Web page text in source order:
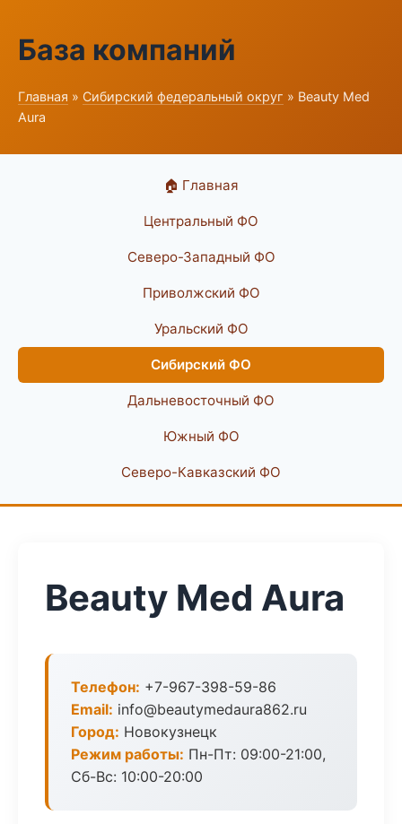
База компаний
Главная » Сибирский федеральный округ » Beauty Med
Aura
🏠 Главная
Центральный ФО
Северо-Западный ФО
Приволжский ФО
Уральский ФО
Сибирский ФО
Дальневосточный ФО
Южный ФО
Северо-Кавказский ФО
Beauty Med Aura
Телефон: +7-967-398-59-86
Email: info@beautymedaura862.ru
Город: Новокузнецк
Режим работы: Пн-Пт: 09:00-21:00,
Сб-Вс: 10:00-20:00